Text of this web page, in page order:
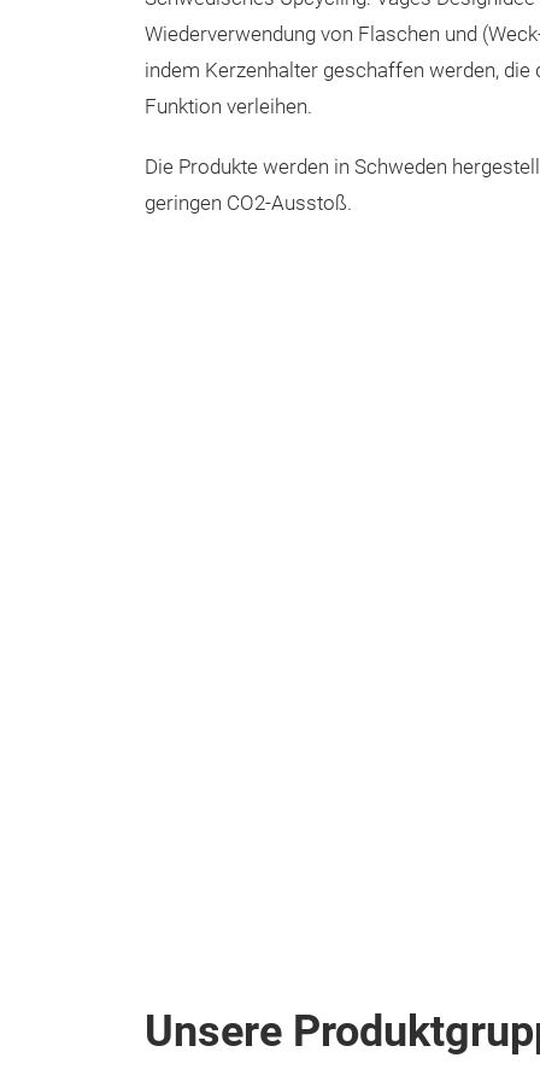
Wiederverwendung von Flaschen und
indem Kerzenhalter geschaffen werden, die
Funktion verleihen.
Die Produkte werden in Schweden
geringen CO2-Ausstoß.
Unsere